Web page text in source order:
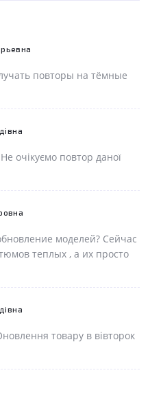
повторы на тёмные
очікуємо повтор даної
моделей? Сейчас
теплых , а их просто
товару в вівторок